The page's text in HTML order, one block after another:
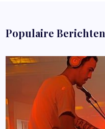
Populaire Berichten